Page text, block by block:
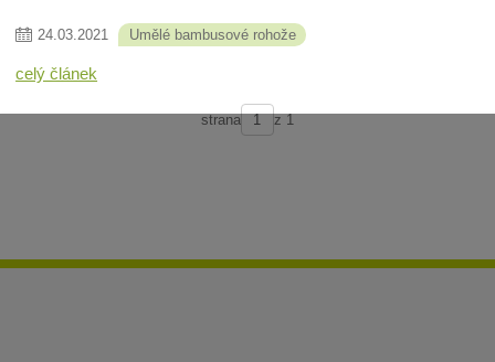
24. 03. 2021 Umělé bambusové rohože
celý článek
strana z 1